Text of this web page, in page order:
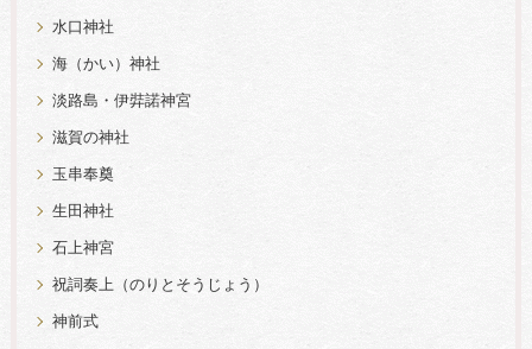
水口神社
海（かい）神社
淡路島・伊弉諾神宮
滋賀の神社
玉串奉奠
生田神社
石上神宮
祝詞奏上（のりとそうじょう）
神前式